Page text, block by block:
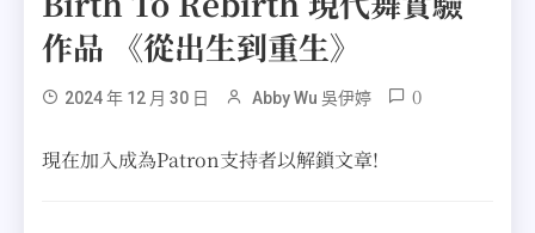
作品 《從出生到重生》
2024 年 12 月 30 日 Abby Wu 吳伊婷 0
現在加入成為Patron支持者以解鎖文章!